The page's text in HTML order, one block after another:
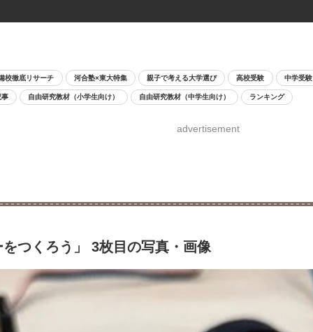
校徹底リサーチ 河合塾×東大特集 親子で考える大学選び 高校受験 中学受験
事 自由研究教材（小学生向け） 自由研究教材（中学生向け） ランキング
advertisement
つくろう」 3枚目の写真・画像